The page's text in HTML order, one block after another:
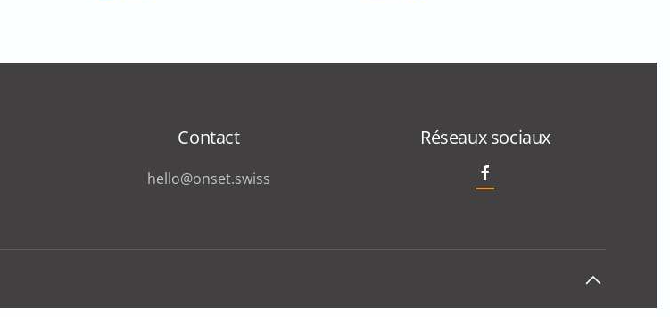
Contact
hello@onset.swiss
Réseaux sociaux